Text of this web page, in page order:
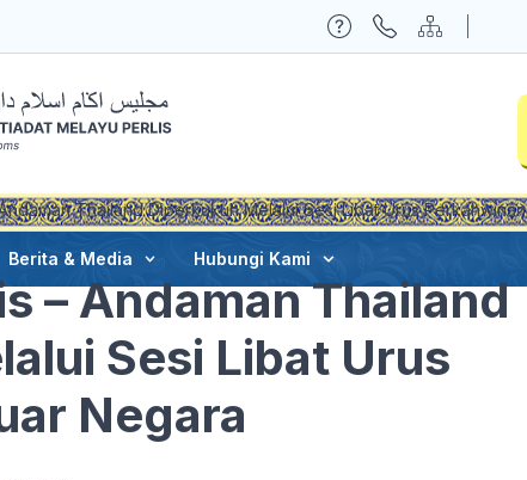
Berita & Media Hubungi Kami
Thailand Diperkukuh Melalui Sesi Libat Urus Perkahwinan
– Andaman Thailand
Sesi Libat Urus
Negara